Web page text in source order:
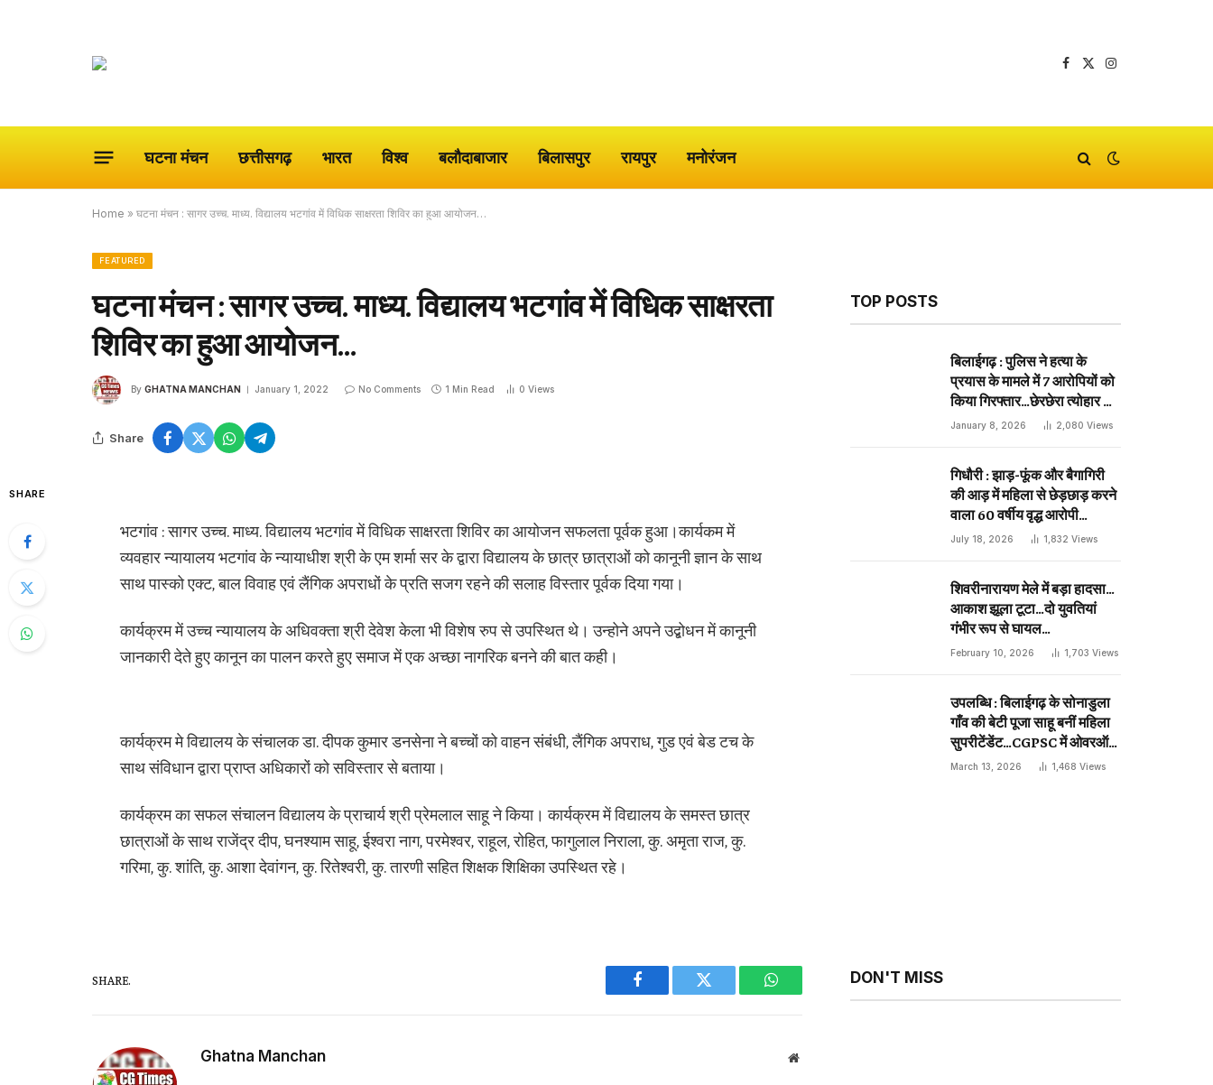
Facebook
X
Instagram
घटना मंचन छत्तीसगढ़ भारत विश्व बलौदाबाजार बिलासपुर रायपुर मनोरंजन
Home » घटना मंचन : सागर उच्च. माध्य. विद्यालय भटगांव में विधिक साक्षरता शिविर का हुआ आयोजन…
FEATURED
घटना मंचन : सागर उच्च. माध्य. विद्यालय भटगांव में विधिक साक्षरता
शिविर का हुआ आयोजन…
By GHATNA MANCHAN January 1, 2022 No Comments 1 Min Read 0 Views
Share
SHARE
भटगांव : सागर उच्च. माध्य. विद्यालय भटगांव में विधिक साक्षरता शिविर का आयोजन सफलता पूर्वक हुआ।कार्यकम में
व्यवहार न्यायालय भटगांव के न्यायाधीश श्री के एम शर्मा सर के द्वारा विद्यालय के छात्र छात्राओं को कानूनी ज्ञान के साथ
साथ पास्को एक्ट, बाल विवाह एवं लैंगिक अपराधों के प्रति सजग रहने की सलाह विस्तार पूर्वक दिया गया।
कार्यक्रम में उच्च न्यायालय के अधिवक्ता श्री देवेश केला भी विशेष रुप से उपस्थित थे। उन्होने अपने उद्बोधन में कानूनी
जानकारी देते हुए कानून का पालन करते हुए समाज में एक अच्छा नागरिक बनने की बात कही।
कार्यक्रम मे विद्यालय के संचालक डा. दीपक कुमार डनसेना ने बच्चों को वाहन संबंधी, लैंगिक अपराध, गुड एवं बेड टच के
साथ संविधान द्वारा प्राप्त अधिकारों को सविस्तार से बताया।
कार्यक्रम का सफल संचालन विद्यालय के प्राचार्य श्री प्रेमलाल साहू ने किया। कार्यक्रम में विद्यालय के समस्त छात्र
छात्राओं के साथ राजेंद्र दीप, घनश्याम साहू, ईश्वरा नाग, परमेश्वर, राहूल, रोहित, फागुलाल निराला, कु. अमृता राज, कु.
गरिमा, कु. शांति, कु. आशा देवांगन, कु. रितेश्वरी, कु. तारणी सहित शिक्षक शिक्षिका उपस्थित रहे।
SHARE.
Facebook Twitter WhatsApp
Ghatna Manchan Website
TOP POSTS
बिलाईगढ़ : पुलिस ने हत्या के
प्रयास के मामले में 7 आरोपियों को
किया गिरफ्तार…छेरछेरा त्योहार के
दिन प्राणघातक हमले को दिया था
January 8, 2026 2,080 Views
गिधौरी : झाड़-फूंक और बैगागिरी
की आड़ में महिला से छेड़छाड़ करने
वाला 60 वर्षीय वृद्ध आरोपी
गिरफ्तार…
July 18, 2026 1,832 Views
शिवरीनारायण मेले में बड़ा हादसा…
आकाश झूला टूटा…दो युवतियां
गंभीर रूप से घायल…
February 10, 2026 1,703 Views
उपलब्धि : बिलाईगढ़ के सोनाडुला
गाँव की बेटी पूजा साहू बनीं महिला
सुपरीटेंडेंट…CGPSC में ओवरऑल
19 वीं रैंक…
March 13, 2026 1,468 Views
DON'T MISS